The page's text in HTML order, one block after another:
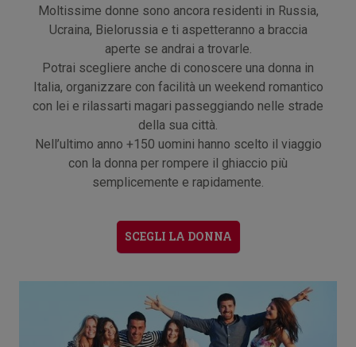
Moltissime donne sono ancora residenti in Russia,
Ucraina, Bielorussia e ti aspetteranno a braccia
aperte se andrai a trovarle.
Potrai scegliere anche di conoscere una donna in
Italia, organizzare con facilità un weekend romantico
con lei e rilassarti magari passeggiando nelle strade
della sua città.
Nell’ultimo anno +150 uomini hanno scelto il viaggio
con la donna per rompere il ghiaccio più
semplicemente e rapidamente.
SCEGLI LA DONNA